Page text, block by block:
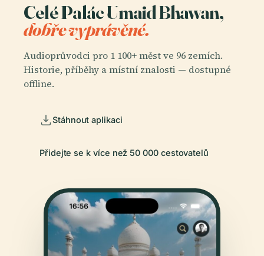
Celé Palác Umaid Bhawan,
dobře vyprávěné.
Audioprůvodci pro 1 100+ měst ve 96 zemích.
Historie, příběhy a místní znalosti — dostupné
offline.
Stáhnout aplikaci
Přidejte se k více než 50 000 cestovatelů